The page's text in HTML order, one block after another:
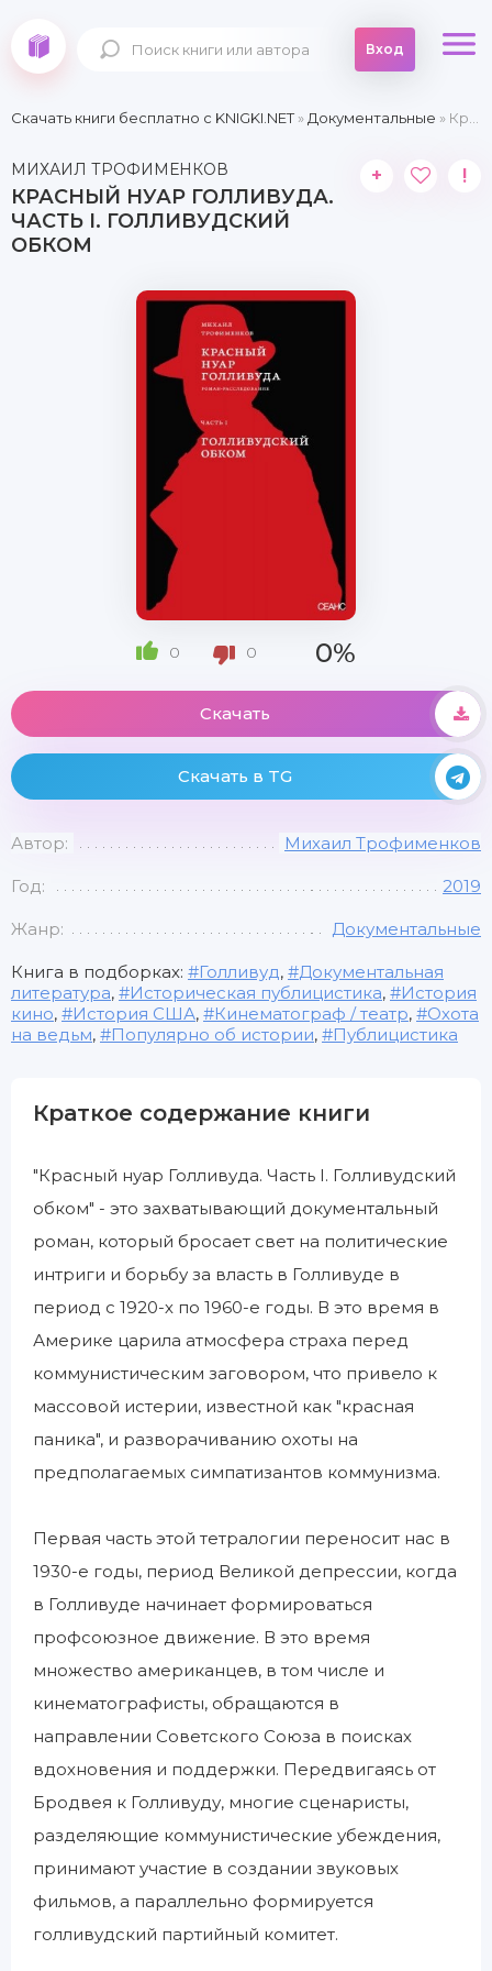
Вход
Скачать книги бесплатно c KNIGKI.NET» Документальные » Красный нуар Голливуда. Часть I. Голливудский обком
МИХАИЛ ТРОФИМЕНКОВ
КРАСНЫЙ НУАР ГОЛЛИВУДА.
ЧАСТЬ I. ГОЛЛИВУДСКИЙ
ОБКОМ
+ !
0 0 0%
Скачать
Скачать в TG
Автор: Михаил Трофименков
Год: 2019
Жанр: Документальные
Книга в подборках: Голливуд,
Документальная
литература, Историческая публицистика,
История
кино, История США, Кинематограф / театр,
Охота
на ведьм, Популярно об истории, Публицистика
Краткое содержание книги
"Красный нуар Голливуда. Часть I. Голливудский
обком" - это захватывающий документальный
роман, который бросает свет на политические
интриги и борьбу за власть в Голливуде в
период с 1920-х по 1960-е годы. В это время в
Америке царила атмосфера страха перед
коммунистическим заговором, что привело к
массовой истерии, известной как "красная
паника", и разворачиванию охоты на
предполагаемых симпатизантов коммунизма.
Первая часть этой тетралогии переносит нас в
1930-е годы, период Великой депрессии, когда
в Голливуде начинает формироваться
профсоюзное движение. В это время
множество американцев, в том числе и
кинематографисты, обращаются в
направлении Советского Союза в поисках
вдохновения и поддержки. Передвигаясь от
Бродвея к Голливуду, многие сценаристы,
разделяющие коммунистические убеждения,
принимают участие в создании звуковых
фильмов, а параллельно формируется
голливудский партийный комитет.